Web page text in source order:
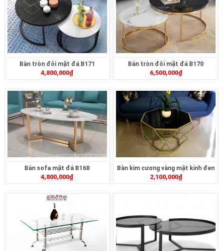
Bàn tròn đôi mặt đá B171
4,800,000₫
Bàn tròn đôi mặt đá B170
6,500,000₫
Bàn sofa mặt đá B168
4,800,000₫
Bàn kim cương vàng mặt kính đen
B166
2,100,000₫